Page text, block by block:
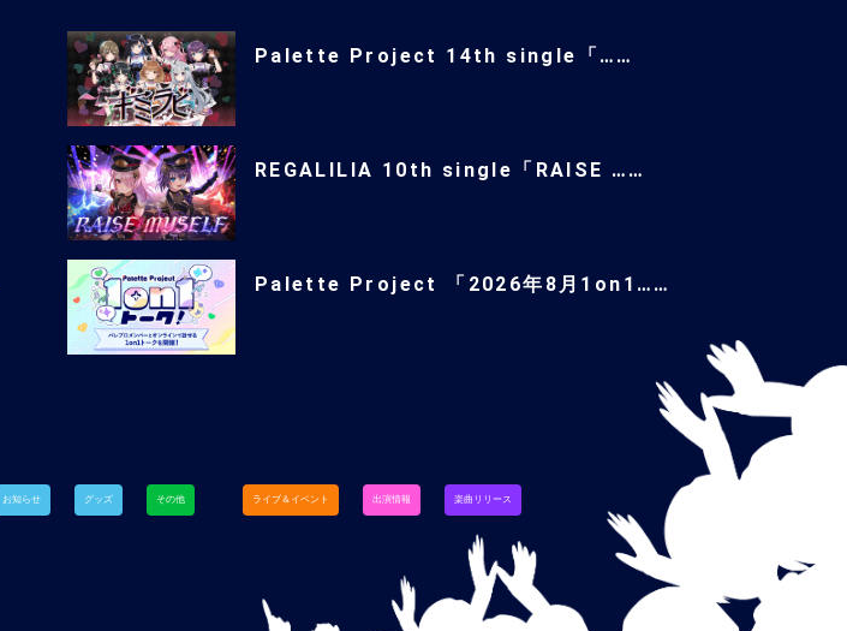
Palette Project 14th single「……
REGALILIA 10th single「RAISE ……
Palette Project 「2026年8月1on1……
お知らせ グッズ その他 ライブ＆イベント 出演情報 楽曲リリース